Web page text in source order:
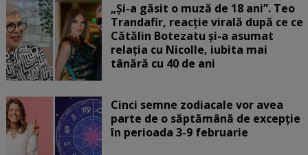
„Și-a găsit o muză de 18 ani”. Teo
Trandafir, reacție virală după ce ce
Cătălin Botezatu și-a asumat
relația cu Nicolle, iubita mai
tânără cu 40 de ani
Cinci semne zodiacale vor avea
parte de o săptămână de excepție
în perioada 3-9 februarie